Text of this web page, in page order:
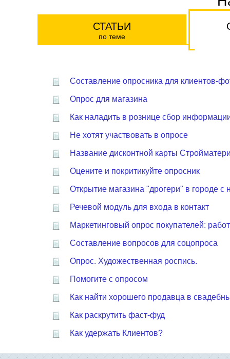
СТАТЬИ
по теме
Составление опросника для клиентов-
Опрос для магазина
Как наладить в рознице сбор
Не хотят участвовать в опросе
Название дисконтной карты
Оцените и покритикуйте опросник
Открытие магазина "дрогери" в городе с
Речевой модуль для входа в контакт
Маркетинговый опрос покупателей:
Составление вопросов для соцопроса
Опрос. Художественная роспись.
Помогите с опросом
Как найти хорошего продавца в
Как раскрутить фаст-фуд
Как удержать Клиентов?